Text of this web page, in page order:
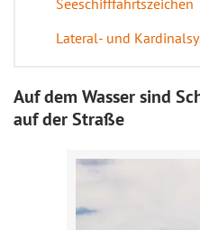
Seeschifffahrtszeichen
Lateral- und
Auf dem Wasser sind
auf der Straße